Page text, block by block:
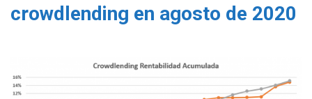
crowdlending en agosto de 2020